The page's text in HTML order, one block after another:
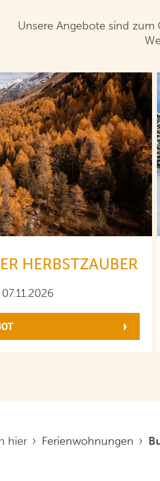
Unsere Angebote sind
HERBSTZAUBER
hier Ferienwohnungen